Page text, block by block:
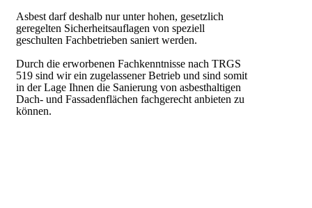
Asbest darf deshalb nur unter hohen, gesetzlich
geregelten Sicherheitsauflagen von speziell
geschulten Fachbetrieben saniert werden.
Durch die erworbenen Fachkenntnisse nach TRGS
519 sind wir ein zugelassener Betrieb und sind somit
in der Lage Ihnen die Sanierung von asbesthaltigen
Dach- und Fassadenflächen fachgerecht anbieten zu
können.